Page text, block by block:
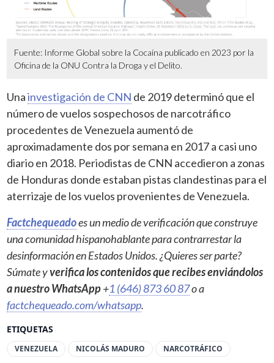
ETIQUETAS
VENEZUELA NICOLÁS MADURO NARCOTRÁFICO
Fuente: Informe Global sobre la Cocaína publicado en 2023 por la
Oficina de la ONU Contra la Droga y el Delito.
Unainvestigación de CNN de 2019 determinó que el
número de vuelos sospechosos de narcotráfico
procedentes de Venezuela aumentó de
aproximadamente dos por semana en 2017 a casi uno
diario en 2018. Periodistas de CNN accedieron a zonas
de Honduras donde estaban pistas clandestinas para el
aterrizaje de los vuelos provenientes de Venezuela.
Factchequeadoes un medio de verificación que construye
una comunidad hispanohablante para contrarrestar la
desinformación en Estados Unidos. ¿Quieres ser parte?
Súmate yverifica los contenidos que recibes enviándolos
a nuestro WhatsApp+1 (646) 873 60 87o a
factchequeado.com/whatsapp.